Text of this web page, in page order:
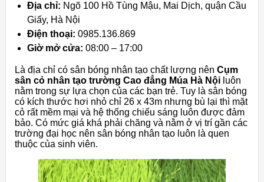
Địa chỉ: Ngõ 100 Hồ Tùng Mậu, Mai Dịch, quận Cầu
Giấy, Hà Nội
Điện thoại: 0985.136.869
Giờ mở cửa: 08:00 – 17:00
Là địa chỉ có sân bóng nhân tạo chất lượng nên Cụm
sân cỏ nhân tạo trường Cao đẳng Múa Hà Nội luôn
nằm trong sự lựa chọn của các bạn trẻ. Tuy là sân bóng
có kích thước hơi nhỏ chỉ 26 x 43m nhưng bù lại thì mặt
cỏ rất mềm mại và hệ thống chiếu sáng luôn được đảm
bảo. Có mức giá khá phải chăng và nằm ở vị trí gần các
trường đại học nên sân bóng nhân tạo luôn là quen
thuộc của sinh viên.